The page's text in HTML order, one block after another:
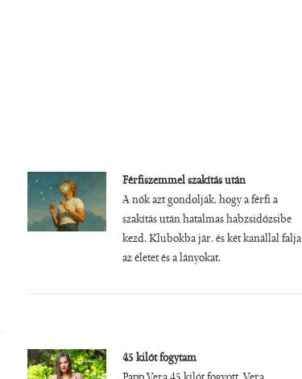
Férfiszemmel szakítás után
A nők azt gondolják, hogy a férfi a
szakítás után hatalmas habzsidőzsibe
kezd. Klubokba jár, és két kanállal falja
az életet és a lányokat.
45 kilót fogytam